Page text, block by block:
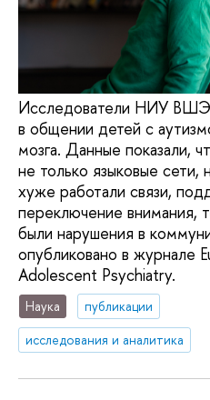
Исследователи НИУ ВШЭ
в общении детей с
мозга. Данные показали,
не только языковые
хуже работали связи,
переключение внимания,
были нарушения в
опубликовано в журнале
Adolescent Psychiatry.
Наука
публикации
исследования и аналитика